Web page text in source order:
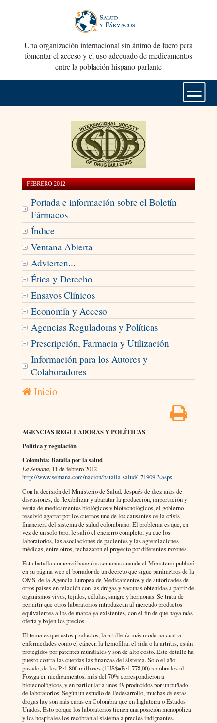
Una organización internacional sin ánimo de lucro para
fomentar el acceso y el uso adecuado de medicamentos
entre la población hispano-parlante
FEBRERO 2012
Portada e información sobre el Boletín
Fármacos
Índice
Ventana Abierta
Advierten...
Ética y Derecho
Ensayos Clínicos
Economía y Acceso
Agencias Reguladoras y Políticas
Prescripción, Farmacia y Utilización
Información para los Autores y
Colaboradores
Inicio
AGENCIAS REGULADORAS Y POLÍTICAS
Política y regulación
Colombia: Batalla por la salud
La Semana, 11 de febrero 2012
http://www.semana.com/nacion/batalla-salud/171909-3.aspx
Con la decisión del Ministerio de Salud, después de diez años de
discusiones, de flexibilizar y abaratar la producción, importación y
venta de medicamentos biológicos y biotecnológicos, el gobierno
resolvió agarrar por los cuernos uno de los causantes de la crisis
financiera del sistema de salud colombiano. El problema es que, en
vez de un solo toro, le salió el encierro completo, ya que los
laboratorios, las asociaciones de pacientes y las agremiaciones
médicas, entre otros, rechazaron el proyecto por diferentes razones.
Esta batalla comenzó hace dos semanas cuando el Ministerio publicó
en su página web el borrador de un decreto que sigue parámetros de la
OMS, de la Agencia Europea de Medicamentos y de autoridades de
otros países en relación con las drogas y vacunas obtenidas a partir de
organismos vivos, tejidos, células, sangre y hormonas. Se trata de
permitir que otros laboratorios introduzcan al mercado productos
equivalentes a los de marca ya existentes, con el fin de que haya más
oferta y bajen los precios.
El tema es que estos productos, la artillería más moderna contra
enfermedades como el cáncer, la hemofilia, el sida o la artritis, están
protegidos por patentes mundiales y son de alto costo. Este detalle ha
puesto contra las cuerdas las finanzas del sistema. Solo el año
pasado, de los Pc1.800 millones (1US$=Pc1.778,00) recobrados al
Fosyga en medicamentos, más del 70% correspondieron a
biotecnológicos, y en particular a unos 49 producidos por un puñado
de laboratorios. Según un estudio de Fedesarrollo, muchas de estas
drogas hoy son más caras en Colombia que en Inglaterra o Estados
Unidos. Esto porque los laboratorios tienen una posición monopólica
y los hospitales los recobran al sistema a precios indignantes.